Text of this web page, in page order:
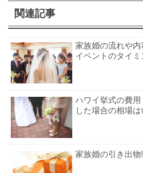
関連記事
家族婚の流れや
イベントのタイミ
ハワイ挙式の費
した場合の相場は
家族婚の引き出